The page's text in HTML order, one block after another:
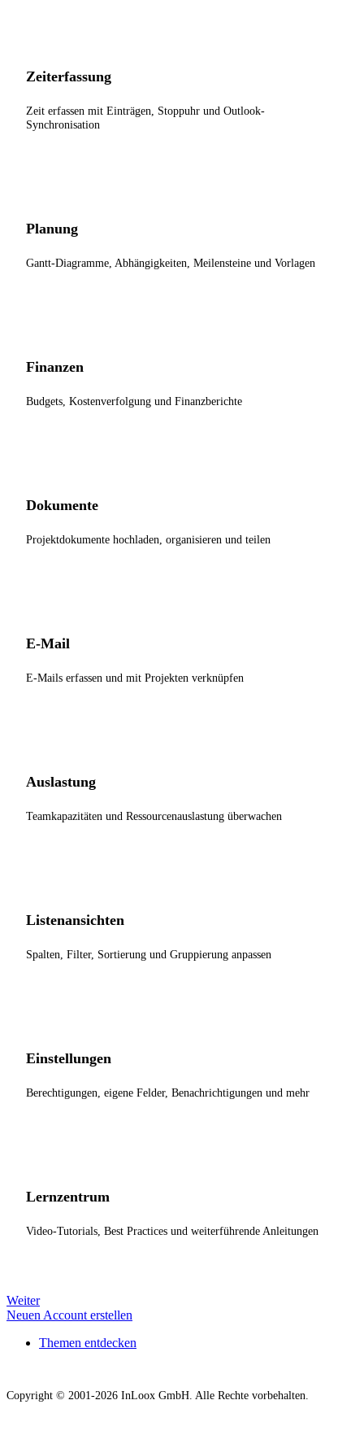
Zeiterfassung
Zeit erfassen mit Einträgen, Stoppuhr und Outlook-
Synchronisation
Planung
Gantt-Diagramme, Abhängigkeiten, Meilensteine und Vorlagen
Finanzen
Budgets, Kostenverfolgung und Finanzberichte
Dokumente
Projektdokumente hochladen, organisieren und teilen
E-Mail
E-Mails erfassen und mit Projekten verknüpfen
Auslastung
Teamkapazitäten und Ressourcenauslastung überwachen
Listenansichten
Spalten, Filter, Sortierung und Gruppierung anpassen
Einstellungen
Berechtigungen, eigene Felder, Benachrichtigungen und mehr
Lernzentrum
Video-Tutorials, Best Practices und weiterführende Anleitungen
Weiter
Neuen Account erstellen
Themen entdecken
Copyright © 2001-2026 InLoox GmbH. Alle Rechte vorbehalten.